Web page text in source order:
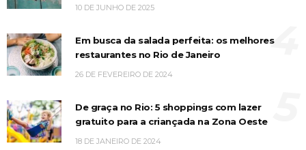
10 DE JUNHO DE 2025
Em busca da salada perfeita: os melhores
restaurantes no Rio de Janeiro
26 DE FEVEREIRO DE 2024
4
De graça no Rio: 5 shoppings com lazer
gratuito para a criançada na Zona Oeste
18 DE JANEIRO DE 2024